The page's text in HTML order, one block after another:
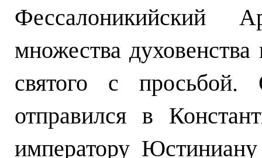
Фессалоникийский
множества
святого с
отправился в
императору